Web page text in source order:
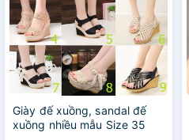
Giày đế xuồng, sandal đế
xuồng nhiều mẫu Size 35